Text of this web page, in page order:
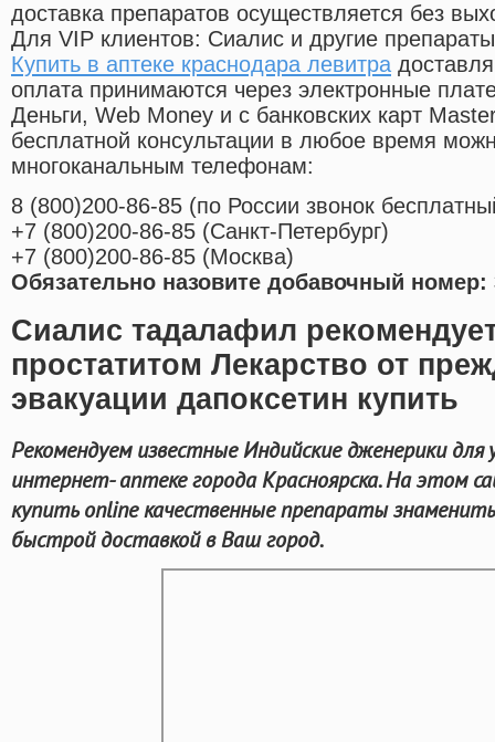
доставка препаратов осуществляется без
Для VIP клиентов: Сиалис и другие
Купить в аптеке краснодара левитра
оплата принимаются через электронные
Деньги, Web Money и с банковских карт
бесплатной консультации в любое время
многоканальным телефонам:
8 (800)200-86-85 (по России звонок
+7 (800)200-86-85 (Санкт-Петербург)
+7 (800)200-86-85 (Москва)
Обязательно назовите добавочный номер:
Сиалис тадалафил
простатитом Лекарство от
эвакуации дапоксетин купить
Рекомендуем известные Индийские дженерики для
интернет- аптеке города Красноярска. На этом
купить online качественные препараты
быстрой доставкой в Ваш город.